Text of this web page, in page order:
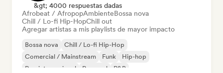
&gt; 4000 respuestas dadas
Afrobeat / AfropopAmbienteBossa nova
Chill / Lo-fi Hip-HopChill out
Agregar artistas a mis playlists de mayor impacto
Bossa nova
Chill / Lo-fi Hip-Hop
Comercial / Mainstream
Funk
Hip-hop
Pop internacional
Pop soul R&B